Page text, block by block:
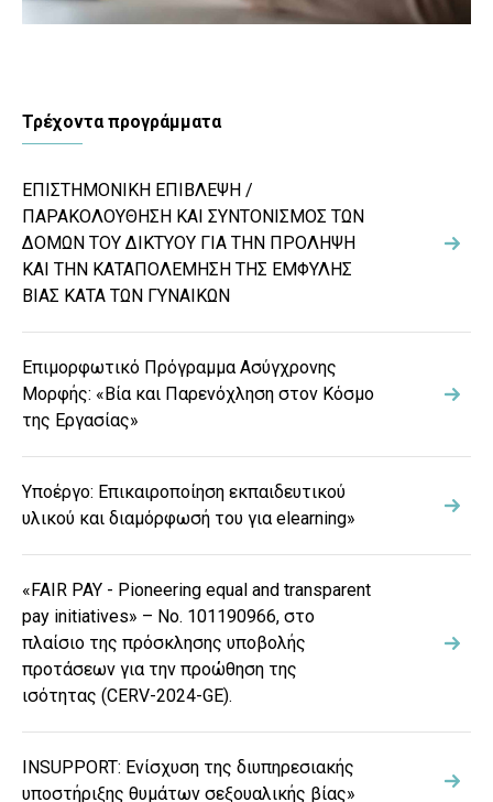
Τρέχοντα προγράμματα
ΕΠΙΣΤΗΜΟΝΙΚΗ ΕΠΙΒΛΕΨΗ /
ΠΑΡΑΚΟΛΟΥΘΗΣΗ ΚΑΙ ΣΥΝΤΟΝΙΣΜΟΣ ΤΩΝ
ΔΟΜΩΝ ΤΟΥ ΔΙΚΤΥΟΥ ΓΙΑ ΤΗΝ ΠΡΟΛΗΨΗ
ΚΑΙ ΤΗΝ ΚΑΤΑΠΟΛΕΜΗΣΗ ΤΗΣ ΕΜΦΥΛΗΣ
ΒΙΑΣ ΚΑΤΑ ΤΩΝ ΓΥΝΑΙΚΩΝ
Επιμορφωτικό Πρόγραμμα Ασύγχρονης
Μορφής: «Βία και Παρενόχληση στον Κόσμο
της Εργασίας»
Υποέργο: Επικαιροποίηση εκπαιδευτικού
υλικού και διαμόρφωσή του για elearning»
«FAIR PAY - Pioneering equal and transparent
pay initiatives» – Νο. 101190966, στο
πλαίσιο της πρόσκλησης υποβολής
προτάσεων για την προώθηση της
ισότητας (CERV-2024-GE).
INSUPPORT: Ενίσχυση της διυπηρεσιακής
υποστήριξης θυμάτων σεξουαλικής βίας»